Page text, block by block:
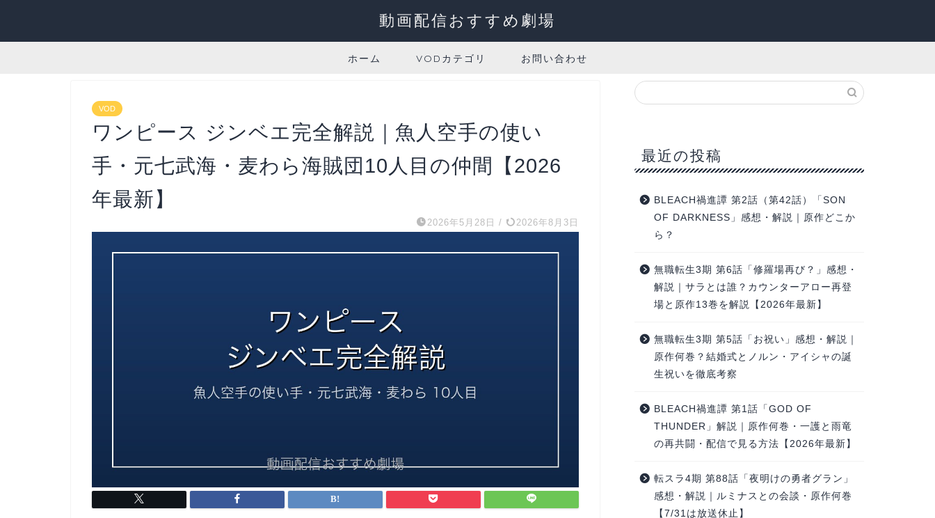
動画配信おすすめ劇場
ホーム VODカテゴリ お問い合わせ
VOD
ワンピース ジンベエ完全解説｜魚人空手の使い
手・元七武海・麦わら海賊団10人目の仲間【2026
年最新】
2026年5月28日 / 2026年8月3日
最近の投稿
BLEACH禍進譚 第2話（第42話）「SON
OF DARKNESS」感想・解説｜原作どこか
ら？
無職転生3期 第6話「修羅場再び？」感想・
解説｜サラとは誰？カウンターアロー再登
場と原作13巻を解説【2026年最新】
無職転生3期 第5話「お祝い」感想・解説｜
原作何巻？結婚式とノルン・アイシャの誕
生祝いを徹底考察
BLEACH禍進譚 第1話「GOD OF
THUNDER」解説｜原作何巻・一護と雨竜
の再共闘・配信で見る方法【2026年最新】
転スラ4期 第88話「夜明けの勇者グラン」
感想・解説｜ルミナスとの会談・原作何巻
【7/31は放送休止】